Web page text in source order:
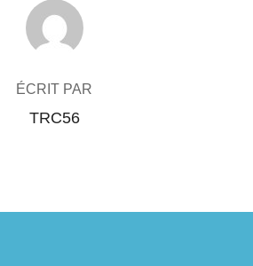
DE LA PUBLICATION
ÉCRIT PAR
TRC56